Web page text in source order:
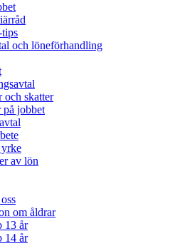
och löneförhandling
och skatter
på jobbet
av lön
om åldrar
13 år
14 år